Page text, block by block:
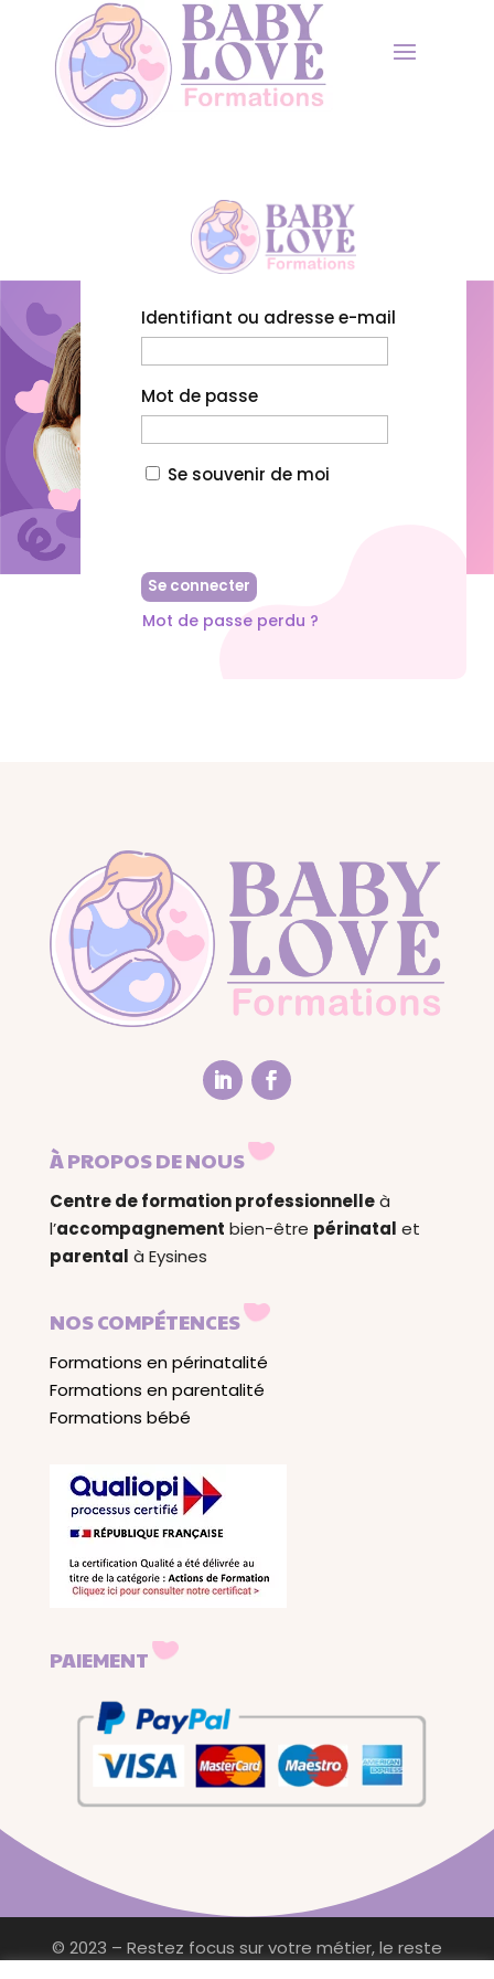
Identifiant ou adresse e-mail
Mot de passe
Se souvenir de moi
Mot de passe perdu ?
À PROPOS DE NOUS
Centre de formation professionnelleà
l’accompagnement bien-être périnatal et
parental à Eysines
NOS COMPÉTENCES
Formations en périnatalité
Formations en parentalité
Formations bébé
PAIEMENT
© 2023 – Restez focus sur votre métier, le reste